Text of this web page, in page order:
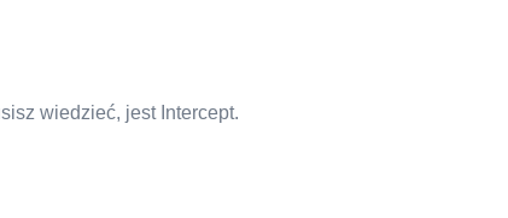
wiedzieć, jest Intercept.